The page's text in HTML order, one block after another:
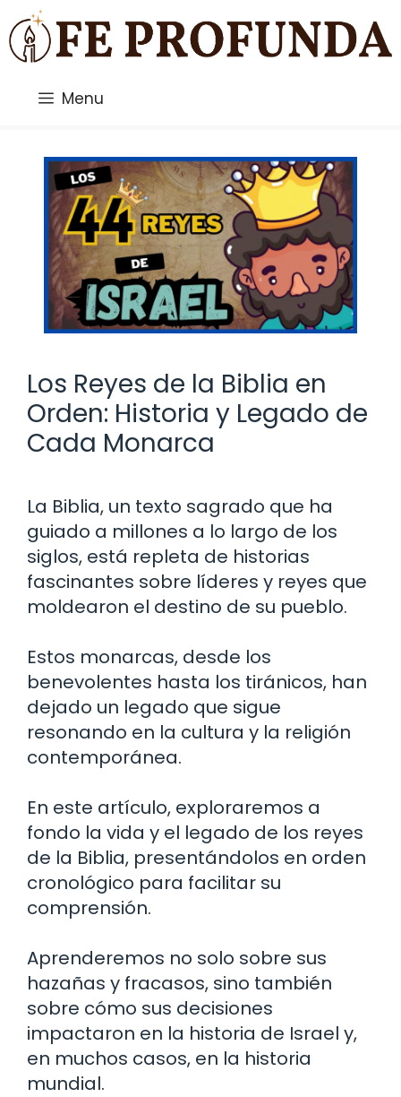
Saltar
al
contenido
Menu
Los Reyes de la Biblia en
Orden: Historia y Legado de
Cada Monarca
La Biblia, un texto sagrado que ha
guiado a millones a lo largo de los
siglos, está repleta de historias
fascinantes sobre líderes y reyes que
moldearon el destino de su pueblo.
Estos monarcas, desde los
benevolentes hasta los tiránicos, han
dejado un legado que sigue
resonando en la cultura y la religión
contemporánea.
En este artículo, exploraremos a
fondo la vida y el legado de los reyes
de la Biblia, presentándolos en orden
cronológico para facilitar su
comprensión.
Aprenderemos no solo sobre sus
hazañas y fracasos, sino también
sobre cómo sus decisiones
impactaron en la historia de Israel y,
en muchos casos, en la historia
mundial.